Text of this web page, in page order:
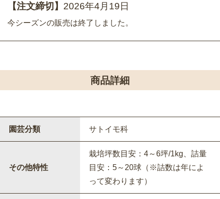
【注文締切】 2026年4月19日
今シーズンの販売は終了しました。
商品詳細
園芸分類 サトイモ科
その他特性
栽培坪数目安：4～6坪/1kg、詰量
目安：5～20球（※詰数は年によ
って変わります）